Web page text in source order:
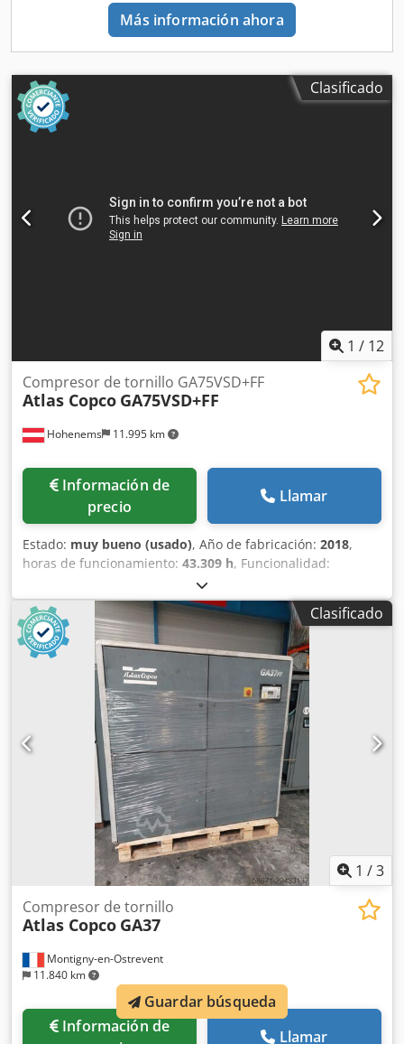
Más información ahora
Clasificado
1 / 12
Hohenems 11.995 km
Compresor de tornillo GA75VSD+FF
Atlas Copco GA75VSD+FF
Información de
precio
Llamar
Estado: muy bueno (usado), Año de fabricación: 2018,
horas de funcionamiento: 43.309 h, Funcionalidad:
, Compresor de tornillo Atlas Copco
GA75VSD+FF Inversor y secador integrados 75 kW 12,75 bar
15,50 m³/min Año de fabricación: 2018 Cedpfxozp Urws Ak
Ejrf Horas de funcionamiento: 43.309
Clasificado
1 /3
Montigny-en-Ostrevent
11.840 km
Compresor de tornillo
Atlas Copco GA37
Información de
Llamar
Guardar búsqueda